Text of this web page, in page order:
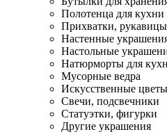
Полотенца для кухни
Прихватки, рукавицы
Настенные
Настольные
Натюрморты для
Мусорные ведра
Искусственные
Свечи, подсвечники
Статуэтки, фигурки
Другие украшения